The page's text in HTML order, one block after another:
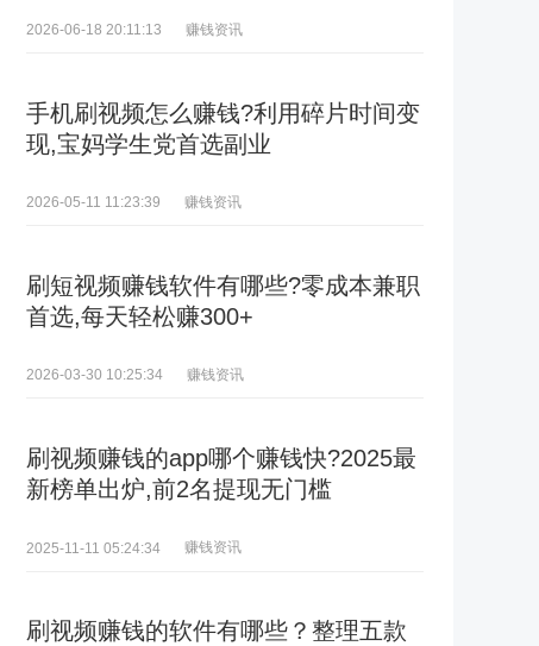
2026-06-18 20:11:13 赚钱资讯
手机刷视频怎么赚钱?利用碎片时间变
现,宝妈学生党首选副业
2026-05-11 11:23:39 赚钱资讯
刷短视频赚钱软件有哪些?零成本兼职
首选,每天轻松赚300+
2026-03-30 10:25:34 赚钱资讯
刷视频赚钱的app哪个赚钱快?2025最
新榜单出炉,前2名提现无门槛
2025-11-11 05:24:34 赚钱资讯
刷视频赚钱的软件有哪些？整理五款